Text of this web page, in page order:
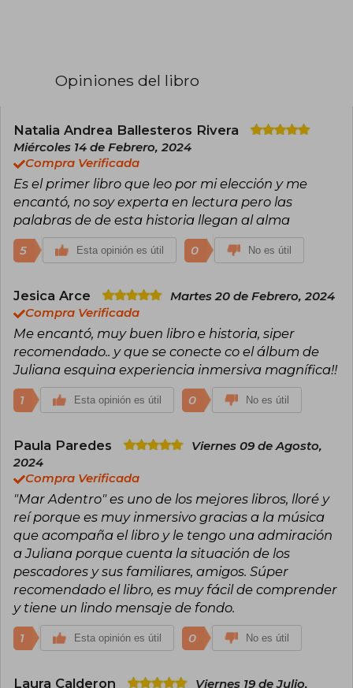
en una narración que emociona y conmueve
Opiniones del libro
Natalia Andrea Ballesteros Rivera
Miércoles 14 de Febrero, 2024
Compra Verificada
Es el primer libro que leo por mi elección y me
encantó, no soy experta en lectura pero las
palabras de de esta historia llegan al alma
5 Esta opinión es útil 0 No es útil
Jesica Arce
Martes 20 de Febrero, 2024
Compra Verificada
Me encantó, muy buen libro e historia, siper
recomendado.. y que se conecte co el álbum de
Juliana esquina experiencia inmersiva magnífica!!
1 Esta opinión es útil 0 No es útil
Paula Paredes
Viernes 09 de Agosto,
2024
Compra Verificada
"Mar Adentro" es uno de los mejores libros, lloré y
reí porque es muy inmersivo gracias a la música
que acompaña el libro y le tengo una admiración
a Juliana porque cuenta la situación de los
pescadores y sus familiares, amigos. Súper
recomendado el libro, es muy fácil de comprender
y tiene un lindo mensaje de fondo.
1 Esta opinión es útil 0 No es útil
Laura Calderon Viernes 19 de Julio,